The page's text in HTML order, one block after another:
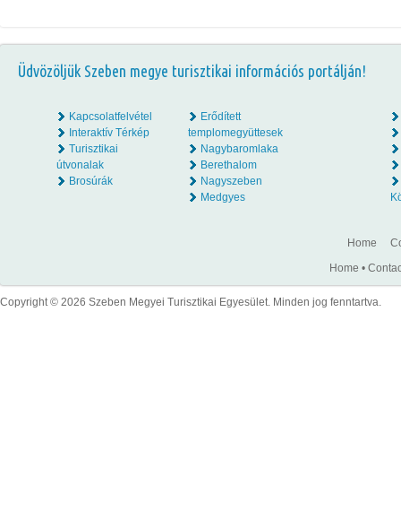
Üdvözöljük Szeben megye turisztikai információs portálján!
Kapcsolatfelvétel
Interaktív Térkép
Turisztikai
útvonalak
Brosúrák
Erődített
templomegyüttesek
Nagybaromlaka
Berethalom
Nagyszeben
Medgyes
Home
Home •
Copyright © 2026 Szeben Megyei Turisztikai Egyesület. Minden jog fenntartva.